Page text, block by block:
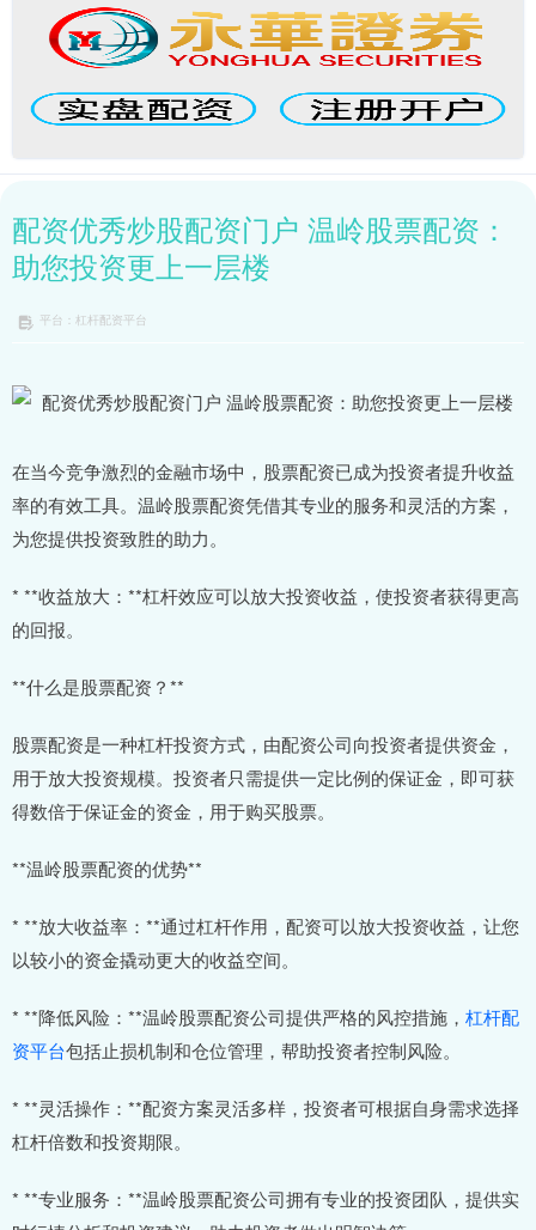
配资优秀炒股配资门户 温岭股票配资：
助您投资更上一层楼
平台：杠杆配资平台
在当今竞争激烈的金融市场中，股票配资已成为投资者提升收益
率的有效工具。温岭股票配资凭借其专业的服务和灵活的方案，
为您提供投资致胜的助力。
* **收益放大：**杠杆效应可以放大投资收益，使投资者获得更高
的回报。
**什么是股票配资？**
股票配资是一种杠杆投资方式，由配资公司向投资者提供资金，
用于放大投资规模。投资者只需提供一定比例的保证金，即可获
得数倍于保证金的资金，用于购买股票。
**温岭股票配资的优势**
* **放大收益率：**通过杠杆作用，配资可以放大投资收益，让您
以较小的资金撬动更大的收益空间。
* **降低风险：**温岭股票配资公司提供严格的风控措施， 杠杆配
资平台包括止损机制和仓位管理，帮助投资者控制风险。
* **灵活操作：**配资方案灵活多样，投资者可根据自身需求选择
杠杆倍数和投资期限。
* **专业服务：**温岭股票配资公司拥有专业的投资团队，提供实